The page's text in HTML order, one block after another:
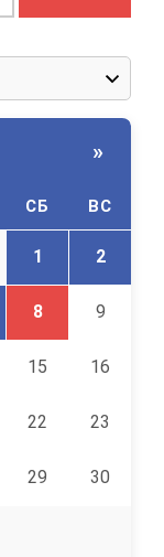
»
СБ ВС
1 2
8 9
15 16
22 23
29 30